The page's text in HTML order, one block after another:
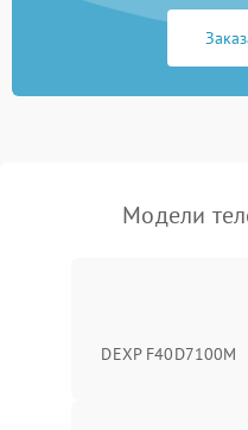
Сетевая
Модели
DEXP F40D7100M